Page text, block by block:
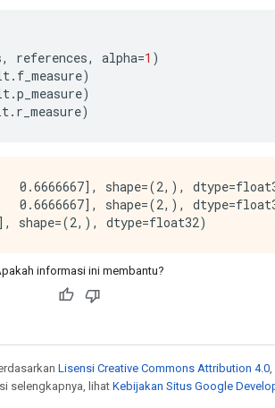
, references, alpha=1 )
. f_measure)
.p_measure)
. r_measure)
shape=(2,),
shape=(2,),
informasi ini membantu?
Lisensi Creative Commons Attribution 4.0
selengkapnya, lihat Kebijakan Situs Google